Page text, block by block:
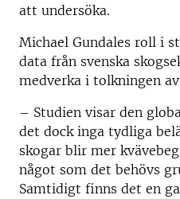
att undersöka.
Michael Gundales roll i
data från svenska
medverka i tolkningen
– Studien visar den
det dock inga tydliga
skogar blir mer
något som det behövs
Samtidigt finns det en